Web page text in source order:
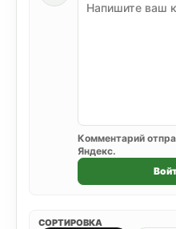
Комментарий
Яндекс.
СОРТИРОВКА